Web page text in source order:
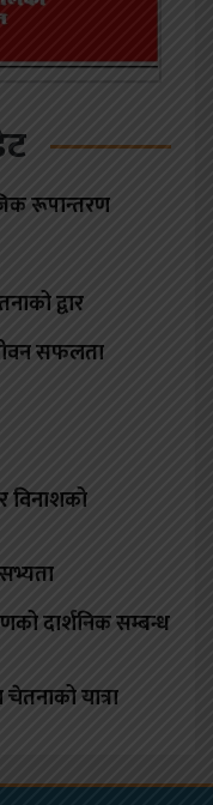
रूपान्तरण
द्वार
सफलता
विनाशको
दार्शनिक सम्बन्ध
यात्रा